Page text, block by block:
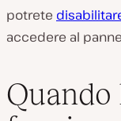
potrete
accedere al
Quando